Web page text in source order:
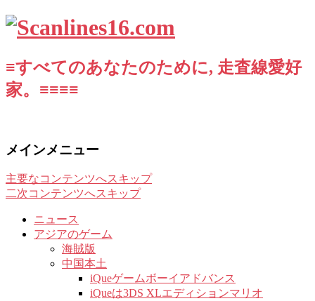
≡すべてのあなたのために, 走査線愛好
家。≡≡≡≡
メインメニュー
主要なコンテンツへスキップ
二次コンテンツへスキップ
ニュース
アジアのゲーム
海賊版
中国本土
iQueゲームボーイアドバンス
iQueは3DS XLエディションマリオ